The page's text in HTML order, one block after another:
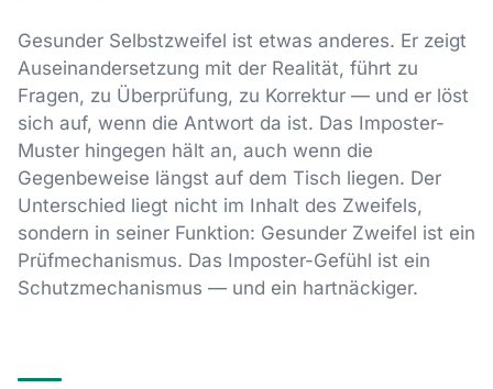
Gesunder Selbstzweifel ist etwas anderes. Er zeigt
Auseinandersetzung mit der Realität, führt zu
Fragen, zu Überprüfung, zu Korrektur — und er löst
sich auf, wenn die Antwort da ist. Das Imposter-
Muster hingegen hält an, auch wenn die
Gegenbeweise längst auf dem Tisch liegen. Der
Unterschied liegt nicht im Inhalt des Zweifels,
sondern in seiner Funktion: Gesunder Zweifel ist ein
Prüfmechanismus. Das Imposter-Gefühl ist ein
Schutzmechanismus — und ein hartnäckiger.